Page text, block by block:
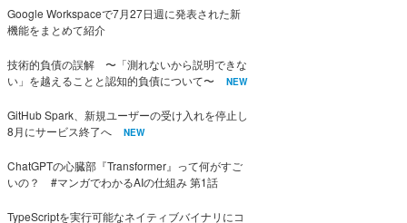
Google Workspaceで7月27日週に発表された新
機能をまとめて紹介
技術的負債の誤解 〜「測れないから説明できな
い」を越えることと認知的負債について〜
NEW
GitHub Spark、新規ユーザーの受け入れを停止し
8月にサービス終了へ
NEW
ChatGPTの心臓部『Transformer』って何がすご
いの？ #マンガでわかるAIの仕組み 第1話
TypeScriptを実行可能なネイティブバイナリにコ